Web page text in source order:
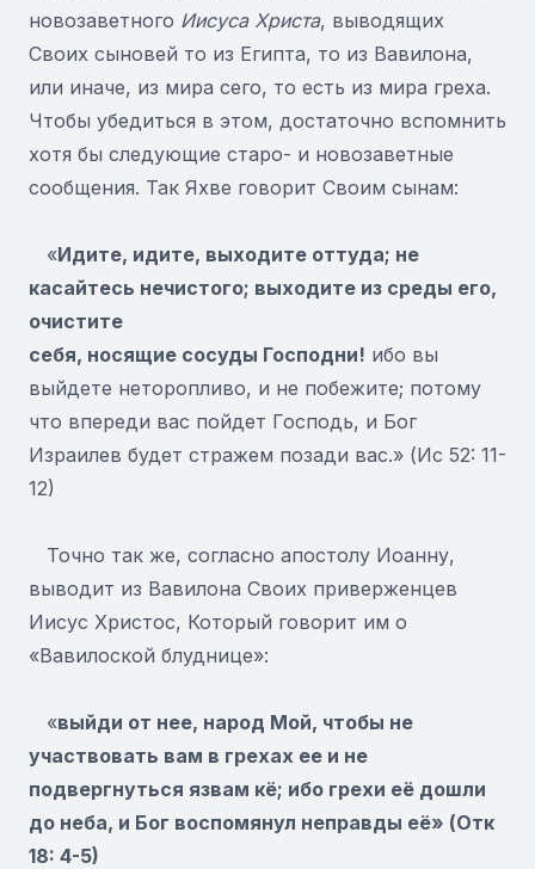
новозаветного Иисуса Христа, выводящих
Своих сыновей то из Египта, то из Вавилона,
или иначе, из мира сего, то есть из мира греха.
Чтобы убедиться в этом, достаточно вспомнить
хотя бы следующие старо- и новозаветные
сообщения. Так Яхве говорит Своим сынам:
«Идите, идите, выходите оттуда; не
касайтесь нечистого; выходите из среды его,
очистите
себя, носящие сосуды Господни! ибо вы
выйдете неторопливо, и не побежите; потому
что впереди вас пойдет Господь, и Бог
Израилев будет стражем позади вас.» (Ис 52: 11-
12)
Точно так же, согласно апостолу Иоанну,
выводит из Вавилона Своих приверженцев
Иисус Христос, Который говорит им о
«Вавилоской блуднице»:
«выйди от нее, народ Мой, чтобы не
участвовать вам в грехах ее и не
подвергнуться язвам кё; ибо грехи её дошли
до неба, и Бог воспомянул неправды её» (Отк
18: 4-5)